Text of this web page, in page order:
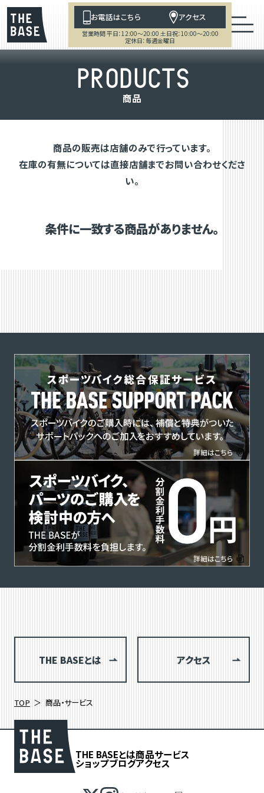
お電話はこちら アクセス
営業時間 平日：12:00～20:00 土日祝：10:00～20:00
定休日：毎週金曜日
PRODUCTS
商品
商品の販売は店舗のみで行っています。
在庫の有無については直接店舗までお問い合わせくださ
い。
条件に一致する商品がありません。
THE BASEとは アクセス
TOP 商品・サービス
THE BASEとは商品サービス
ショップブログアクセス